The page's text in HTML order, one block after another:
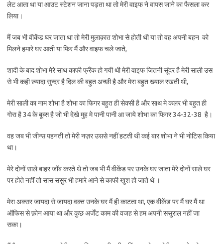
लेट आता था या आउट स्टेशन जाना पड़ता था तो मेरी वाइफ ने वापस जाने का फैसला कर
लिया।
मैं जब भी वीकेंड घर जाता था तो मेरी मुलाक़ात शोभा से होती थी या तो वह अपनी बहन को
मिलने हमारे घर आती या फिर मैं और वाइफ चले जाते,
शादी के बाद शोभा मेरे साथ काफी फ्रैंक हो गयी थी मेरी वाइफ जितनी सूंदर है मेरी साली उस
से भी कही ज़्यादा सुन्दर है दिल की बहुत अच्छी है और मेरा बहुत ख्याल रखती थी,
मेरी साली का नाम शोभा है शोभा का फिगर बहुत ही सेक्सी है और साथ मे कलर भी बहुत ही
गोरा है 34 के बूब्स है जो भी देखे मुह मे पानी पानी आ जाये शोभा का फिगर 34-32-38 है।
वह जब भी जीन्स पहनती तो मेरी नज़र उससे नहीं हटती थी कई बार शोभा ने भी नोटिस किया
था।
मेरे दोनों साले बाहर जॉब करते थे तो जब भी मैं वीकेंड पर उनके घर जाता मेरे दोनों साले घर
पर होते नहीं तो सास ससुर भी हमारे आने से काफी खुश हो जाते थे ।
मेरा अक्सर जायदा से जायदा वक़्त उनके घर मैं ही काटता था, एक वीकेंड पर मैं घर मैं था
ऑफिस से फ़ोन आया था और कुछ अर्जेंट काम की वजह से हम अपनी ससुराल नहीं जा
सका।